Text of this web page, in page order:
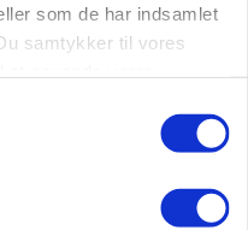
som de har indsamlet
samtykker til vores
og
mod ny